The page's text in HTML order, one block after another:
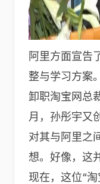
阿里方面宣告
整与学习方案
卸职淘宝网总
月，孙彤宇又
对其与阿里之
想。好像，这
现在，这位“